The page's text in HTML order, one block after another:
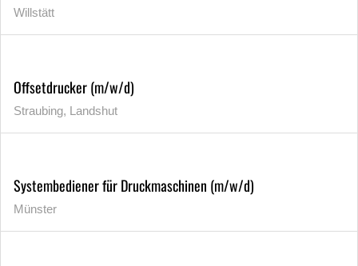
Willstätt
Offsetdrucker (m/w/d)
Straubing, Landshut
Systembediener für Druckmaschinen (m/w/d)
Münster